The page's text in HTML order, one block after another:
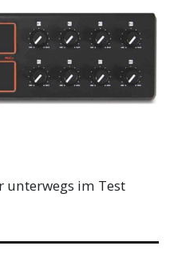
unterwegs im Test